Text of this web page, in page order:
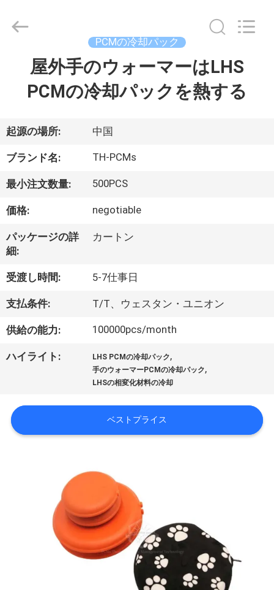
ロ
ダ
ク
ト
私
達
に
つ
い
工
場
Ningbo
PCMの冷却パック
屋外手のウォーマーはLHS
PCMの冷却パックを熱する
起源の場所: 中国
ブランド名: TH-PCMs
最小注文数量: 500PCS
価格: negotiable
パッケージの詳
細:
カートン
受渡し時間: 5-7仕事日
支払条件: T/T、ウェスタン・ユニオン
供給の能力: 100000pcs/month
ハイライト: LHS PCMの冷却パック,
手のウォーマーPCMの冷却パック,
LHSの相変化材料の冷却
ベストプライス